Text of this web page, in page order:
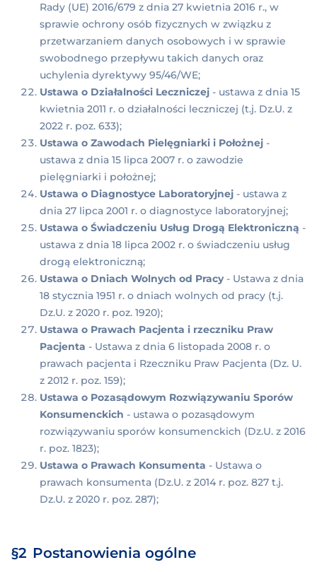
Rady (UE) 2016/679 z dnia 27 kwietnia 2016 r., w
sprawie ochrony osób fizycznych w związku z
przetwarzaniem danych osobowych i w sprawie
swobodnego przepływu takich danych oraz
uchylenia dyrektywy 95/46/WE;
Ustawa o Działalności Leczniczej - ustawa z dnia 15
kwietnia 2011 r. o działalności leczniczej (t.j. Dz.U. z
2022 r. poz. 633);
Ustawa o Zawodach Pielęgniarki i Położnej -
ustawa z dnia 15 lipca 2007 r. o zawodzie
pielęgniarki i położnej;
Ustawa o Diagnostyce Laboratoryjnej - ustawa z
dnia 27 lipca 2001 r. o diagnostyce laboratoryjnej;
Ustawa o Świadczeniu Usług Drogą Elektroniczną -
ustawa z dnia 18 lipca 2002 r. o świadczeniu usług
drogą elektroniczną;
Ustawa o Dniach Wolnych od Pracy - Ustawa z dnia
18 stycznia 1951 r. o dniach wolnych od pracy (t.j.
Dz.U. z 2020 r. poz. 1920);
Ustawa o Prawach Pacjenta i rzeczniku Praw
Pacjenta - Ustawa z dnia 6 listopada 2008 r. o
prawach pacjenta i Rzeczniku Praw Pacjenta (Dz. U.
z 2012 r. poz. 159);
Ustawa o Pozasądowym Rozwiązywaniu Sporów
Konsumenckich - ustawa o pozasądowym
rozwiązywaniu sporów konsumenckich (Dz.U. z 2016
r. poz. 1823);
Ustawa o Prawach Konsumenta - Ustawa o
prawach konsumenta (Dz.U. z 2014 r. poz. 827 t.j.
Dz.U. z 2020 r. poz. 287);
Postanowienia ogólne